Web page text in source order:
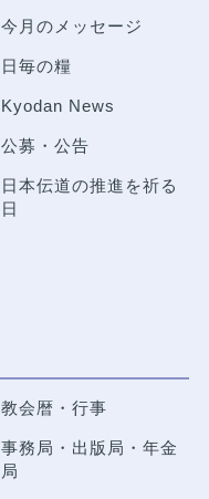
今月のメッセージ
日毎の糧
Kyodan News
公募・公告
日本伝道の推進を祈る
日
教会暦・行事
事務局・出版局・年金
局